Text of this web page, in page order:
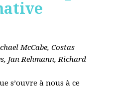
McCabe, Costas
Jan Rehmann, Richard
s’ouvre à nous à ce